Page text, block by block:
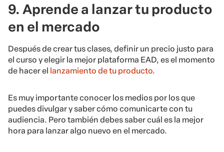
9. Aprende a lanzar tu producto
en el mercado
Después de crear tus clases, definir un precio justo para
el curso y elegir la mejor plataforma EAD, es el momento
de hacer el lanzamiento de tu producto.
Es muy importante conocer los medios por los que
puedes divulgar y saber cómo comunicarte con tu
audiencia. Pero también debes saber cuál es la mejor
hora para lanzar algo nuevo en el mercado.